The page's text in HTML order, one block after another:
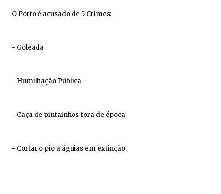
O Porto é acusado de 5 Crimes:
- Goleada
- Humilhação Pública
- Caça de pintainhos fora de época
- Cortar o pio a águias em extinção